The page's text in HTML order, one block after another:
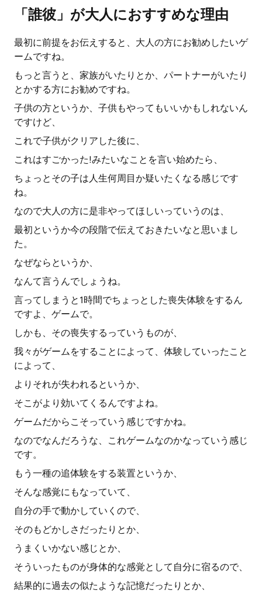
「誰彼」が大人におすすめな理由
最初に前提をお伝えすると、大人の方にお勧めしたいゲ
ームですね。
もっと言うと、家族がいたりとか、パートナーがいたり
とかする方にお勧めですね。
子供の方というか、子供もやってもいいかもしれないん
ですけど、
これで子供がクリアした後に、
これはすごかった!みたいなことを言い始めたら、
ちょっとその子は人生何周目か疑いたくなる感じです
ね。
なので大人の方に是非やってほしいっていうのは、
最初というか今の段階で伝えておきたいなと思いまし
た。
なぜならというか、
なんて言うんでしょうね。
言ってしまうと1時間でちょっとした喪失体験をするん
ですよ、ゲームで。
しかも、その喪失するっていうものが、
我々がゲームをすることによって、体験していったこと
によって、
よりそれが失われるというか、
そこがより効いてくるんですよね。
ゲームだからこそっていう感じですかね。
なのでなんだろうな、これゲームなのかなっていう感じ
です。
もう一種の追体験をする装置というか、
そんな感覚にもなっていて、
自分の手で動かしていくので、
そのもどかしさだったりとか、
うまくいかない感じとか、
そういったものが身体的な感覚として自分に宿るので、
結果的に過去の似たような記憶だったりとか、